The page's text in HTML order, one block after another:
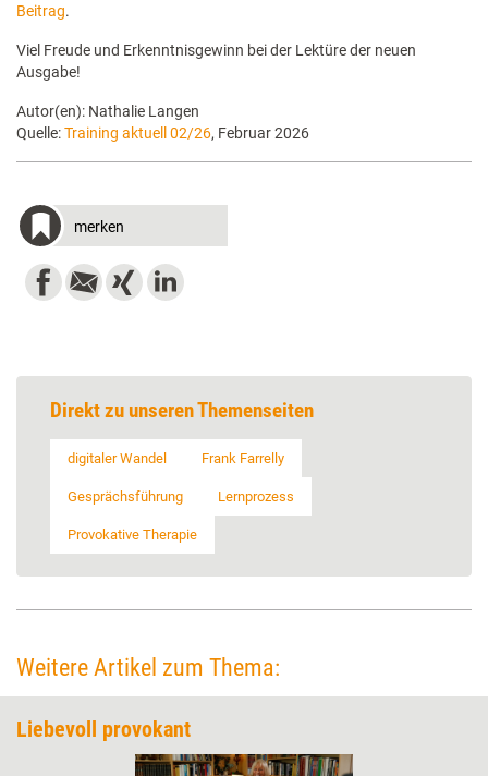
Beitrag.
Viel Freude und Erkenntnisgewinn bei der Lektüre der neuen
Ausgabe!
Autor(en): Nathalie Langen
Quelle:Training aktuell 02/26, Februar 2026
merken
Direkt zu unseren Themenseiten
digitaler Wandel Frank Farrelly
Gesprächsführung Lernprozess
Provokative Therapie
Weitere Artikel zum Thema:
Liebevoll provokant